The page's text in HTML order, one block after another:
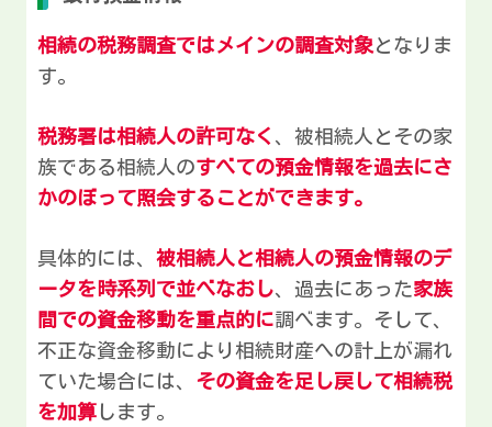
相続の税務調査ではメインの調査対象となりま
す。
税務署は相続人の許可なく 、被相続人とその家
族である相続人のすべての預金情報を過去にさ
かのぼって照会することができます。
具体的には、 被相続人と相続人の預金情報のデ
ータを時系列で並べなおし、過去にあった家族
間での資金移動を重点的に調べます。そして、
不正な資金移動により相続財産への計上が漏れ
ていた場合には、 その資金を足し戻して相続税
を加算 します。